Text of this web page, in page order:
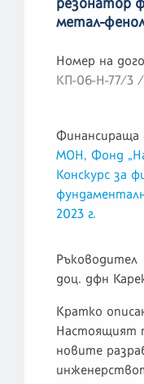
метал-
Номер на
КП-06-Н-77/3 /
Финансираща
МОН, Фонд
Конскурс за
2023 г.
Ръководител
доц. дфн
Кратко
Настоящият
новите